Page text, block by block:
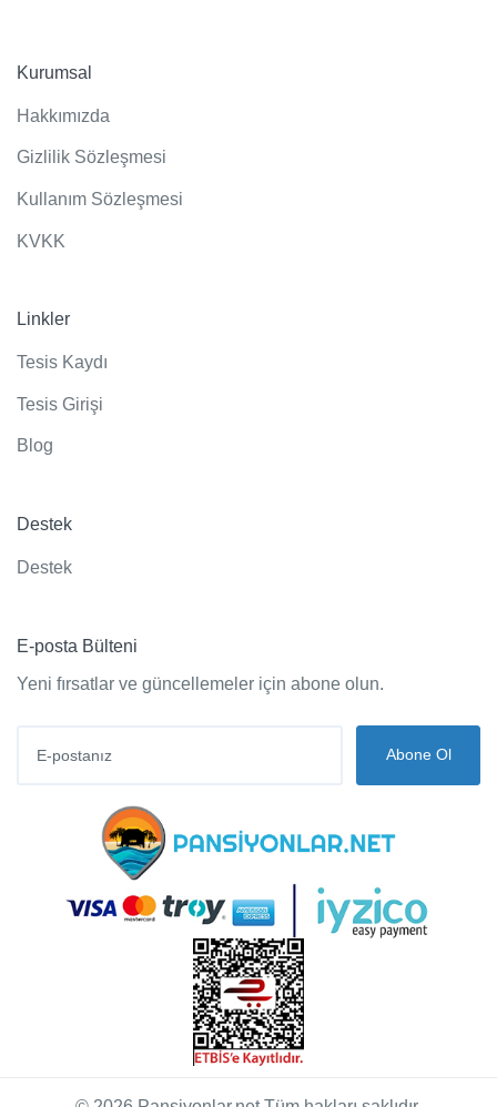
Kurumsal
Hakkımızda
Gizlilik Sözleşmesi
Kullanım Sözleşmesi
KVKK
Linkler
Tesis Kaydı
Tesis Girişi
Blog
Destek
Destek
E-posta Bülteni
Yeni fırsatlar ve güncellemeler için abone olun.
Abone Ol